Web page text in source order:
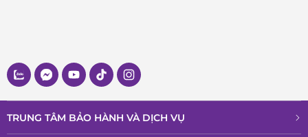
TRUNG TÂM BẢO HÀNH VÀ DỊCH VỤ